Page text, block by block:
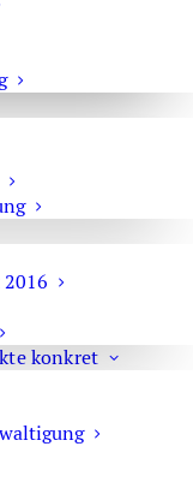
konkret
B. bei
an den